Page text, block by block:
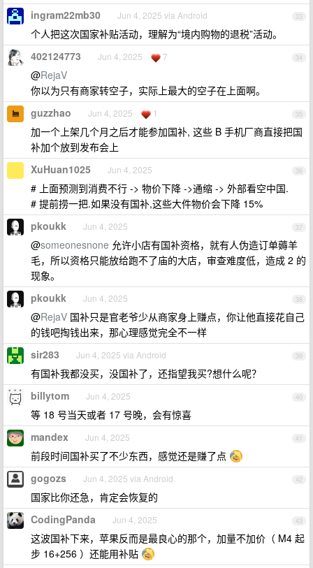
33
ingram22mb30 Jun 4, 2025 via Android
个人把这次国家补贴活动，理解为“境内购物的退税”活动。
34
402124773 Jun 4, 2025 7
@RejaV
你以为只有商家转空子，实际上最大的空子在上面啊。
35
guzzhao Jun 4, 2025 1
加一个上架几个月之后才能参加国补, 这些 B 手机厂商直接把国
补加个放到发布会上
36
XuHuan1025 Jun 4, 2025
# 上面预测到消费不行 -> 物价下降 ->通缩 -> 外部看空中国.
# 提前捞一把.如果没有国补,这些大件物价会下降 15%
37
pkoukk Jun 4, 2025
@someonesnone 允许小店有国补资格，就有人伪造订单薅羊
毛，所以资格只能放给跑不了庙的大店，审查难度低，造成 2 的
现象。
38
pkoukk Jun 4, 2025
@RejaV 国补只是官老爷少从商家身上赚点，你让他直接花自己
的钱吧掏钱出来，那心理感觉完全不一样
39
sir283 Jun 4, 2025 via Android
有国补我都没买，没国补了，还指望我买?想什么呢？
40
billytom Jun 4, 2025
等 18 号当天或者 17 号晚，会有惊喜
41
mandex Jun 4, 2025
前段时间国补买了不少东西，感觉还是赚了点
42
gogozs Jun 4, 2025 via Android
国家比你还急，肯定会恢复的
43
CodingPanda Jun 4, 2025
这波国补下来，苹果反而是最良心的那个，加量不加价（ M4 起
步 16+256 ）还能用补贴